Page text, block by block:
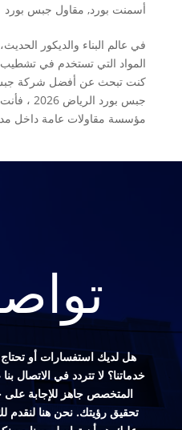
أسمنت بورد, مقاول جبس بورد
في عالم البناء والديكور
المواد التي تستخدم في تشطيب
كنت تبحث عن أفضل شركة
جبس بورد
مؤسسة مقاولات عامة داخل
هل لديك استفسارات أو
خدماتنا؟ لا تتردد في الاتصال
المتخصص جاهز للإجابة
تحقيق رؤيتك. نحن هنا لنقدم